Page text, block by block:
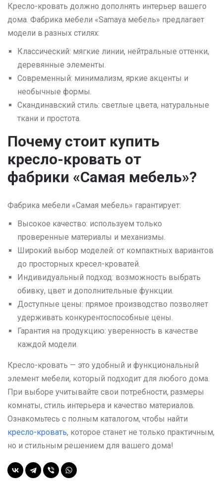
Кресло-кровать должно дополнять интерьер вашего
дома. Фабрика мебели «Samaya мебель» предлагает
модели в разных стилях:
Классический: мягкие линии, нейтральные оттенки,
деревянные элементы.
Современный: минимализм, яркие акценты и
необычные формы.
Скандинавский стиль: светлые цвета, натуральные
ткани и простота.
Почему стоит купить
кресло-кровать от
фабрики «Самая мебель»?
Фабрика мебели «Самая мебель» гарантирует:
Высокое качество: используем только
проверенные материалы и механизмы.
Широкий выбор моделей: от компактных вариантов
до просторных кресел-кроватей.
Индивидуальный подход: возможность выбрать
обивку, цвет и дополнительные функции.
Доступные цены: прямое производство позволяет
удерживать конкурентоспособные цены.
Гарантия на продукцию: уверенность в качестве
каждой модели.
Кресло-кровать — это удобный и функциональный
элемент мебели, который подходит для любого дома.
При выборе учитывайте свои потребности, размеры
комнаты, стиль интерьера и качество материалов.
Ознакомьтесь с полным каталогом, чтобы найти
кресло-кровать, которое станет не только практичным,
но и стильным решением для вашего дома!